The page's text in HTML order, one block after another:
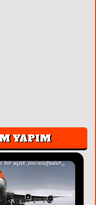
YAPIM